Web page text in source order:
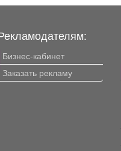
Бизнес-кабинет
Заказать рекламу